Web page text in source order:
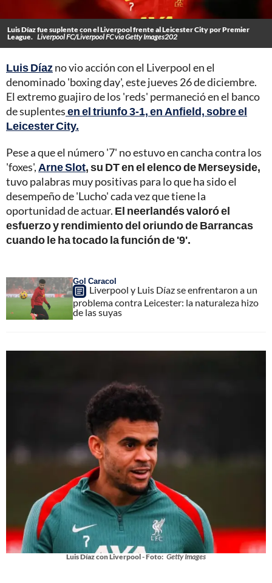
Luis Díaz fue suplente con el Liverpool frente al Leicester City por Premier
League. Liverpool FC/Liverpool FC via Getty Images202
Luis Díazno vio acción con el Liverpool en el
denominado 'boxing day', este jueves 26 de diciembre.
El extremo guajiro de los 'reds' permaneció en el banco
de suplentesen el triunfo 3-1, en Anfield, sobre el
Leicester City.
Pese a que el número '7' no estuvo en cancha contra los
'foxes', Arne Slot, su DT en el elenco de Merseyside,
tuvo palabras muy positivas para lo que ha sido el
desempeño de 'Lucho' cada vez que tiene la
oportunidad de actuar. El neerlandés valoró el
esfuerzo y rendimiento del oriundo de Barrancas
cuando le ha tocado la función de '9'.
Gol Caracol
Liverpool y Luis Díaz se enfrentaron a un
problema contra Leicester: la naturaleza hizo
de las suyas
Luis Díaz con Liverpool - Foto: Getty Images